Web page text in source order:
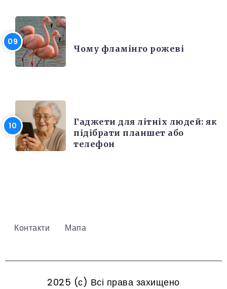
Чому фламінго рожеві
Гаджети для літніх людей: як
підібрати планшет або
телефон
Контакти Мапа
2025 (с) Всі права захищено